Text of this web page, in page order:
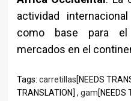
actividad
como base para el
mercados en el
Tags: carretillas[NEEDS
TRANSLATION] , gam[NEEDS